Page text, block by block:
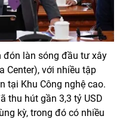
đón làn sóng đầu tư xây
Center), với nhiều tập
tại Khu Công nghệ cao.
thu hút gần 3,3 tỷ USD
kỳ, trong đó có nhiều